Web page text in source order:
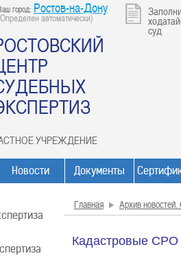
город: Ростов-на-Дону
автоматически)
УЧРЕЖДЕНИЕ
суд
Новости Документы
Главная Архив новостей.
Кадастровые